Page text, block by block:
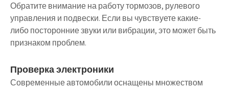
Обратите внимание на работу тормозов, рулевого
управления и подвески. Если вы чувствуете какие-
либо посторонние звуки или вибрации, это может быть
признаком проблем.
Проверка электроники
Современные автомобили оснащены множеством